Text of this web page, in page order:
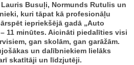
Busuļi, Normunds Rutulis un
kuri tāpat kā profesionāļu
iepriekšējā gadā „Auto
11 minūtes. Aicināti piedalīties visi
gan skolām, gan garāžām.
un dalībniekiem lielāks
skatītāji un līdzjutēji.